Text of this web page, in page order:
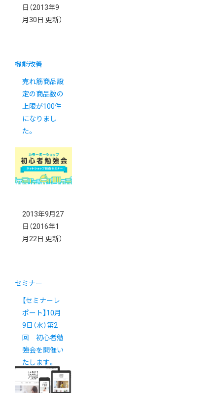
日 （2013年9
月30日 更新）
機能改善
売れ筋商品設
定の商品数の
上限が100件
になりまし
た。
2013年9月27
日 （2016年1
月22日 更新）
セミナー
【セミナーレ
ポート】10月
9日（水）第2
回 初心者勉
強会を開催い
たします。